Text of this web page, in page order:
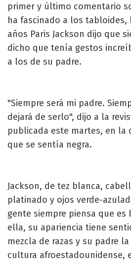
primer y último comentario
ha fascinado a los tabloides,
años Paris Jackson dijo que
dicho que tenía gestos
a los de su padre.
"Siempre será mi padre.
dejará de serlo", dijo a la
publicada este martes, en la
que se sentía negra.
Jackson, de tez blanca,
platinado y ojos verde-
gente siempre piensa que es
ella, su apariencia tiene
mezcla de razas y su padre
cultura afroestadounidense,